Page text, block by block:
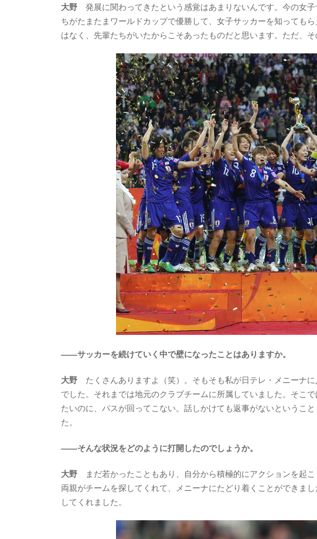
大野 発展に関わってきたという感覚はあまりないんです。今の女
ちがたまたまワールドカップで優勝して、女子サッカーを知っても
はなく、先輩たちがいたからこそあったものだと思います。ただ、
――サッカーを続けていく中で壁になったことはありますか。
大野 たくさんありますよ（笑）。そもそも私が日テレ・メニーナ
でした。それまでは地元のクラブチームに所属していました。そこ
たいのに、パスが回ってこない。話しかけても返事がないというこ
た。
――そんな状況をどのように打開したのでしょうか。
大野 まだ若かったこともあり、自分から積極的にアクションを起
両親がチームを探してくれて、メニーナにたどり着くことができま
してくれました。